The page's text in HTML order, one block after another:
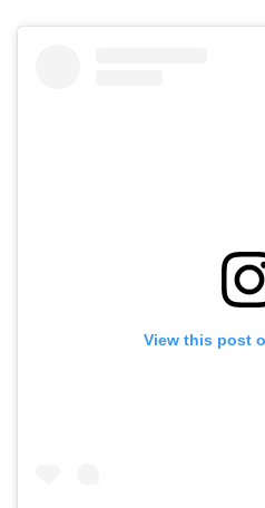
View this post